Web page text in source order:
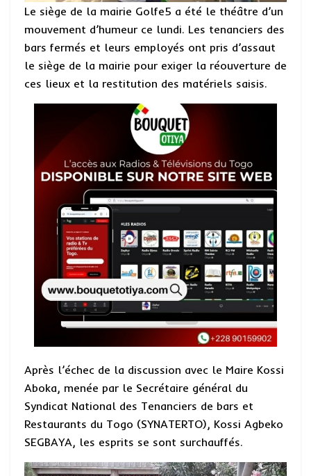
Le siège de la mairie Golfe5 a été le théâtre d’un
mouvement d’humeur ce lundi. Les tenanciers des
bars fermés et leurs employés ont pris d’assaut
le siège de la mairie pour exiger la réouverture de
ces lieux et la restitution des matériels saisis.
Après l’échec de la discussion avec le Maire Kossi
Aboka, menée par le Secrétaire général du
Syndicat National des Tenanciers de bars et
Restaurants du Togo (SYNATERTO), Kossi Agbeko
SEGBAYA, les esprits se sont surchauffés.